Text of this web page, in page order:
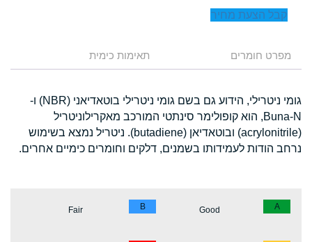
קבל הצעת מחיר
מפרט חומרים תאימות כימית
גומי ניטרילי, הידוע גם בשם גומי ניטרילי בוטאדיאני (NBR) ו-
Buna-N, הוא קופולימר סינתטי המורכב מאקרילוניטריל
(acrylonitrile) ובוטאדיאן (butadiene). ניטריל נמצא בשימוש
נרחב הודות לעמידותו בשמנים, דלקים וחומרים כימיים אחרים.
A
Good
B
Fair